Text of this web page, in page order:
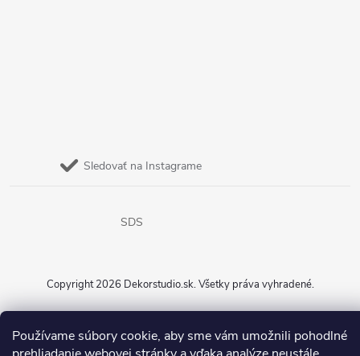
Používame súbory cookie, aby sme vám umožnili pohodlné
Sledovať na Instagrame
SDS
Vytvoril Shoptet
Copyright 2026 Dekorstudio.sk. Všetky práva vyhradené.